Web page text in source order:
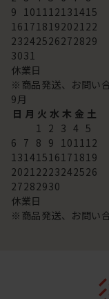
9 101112131415
16171819202122
23242526272829
3031
休業日
※商品発送、お問い
9月
日 月 火 水 木 金 土
1 2 3 4 5
6 7 8 9 101112
13141516171819
20212223242526
27282930
休業日
※商品発送、お問い